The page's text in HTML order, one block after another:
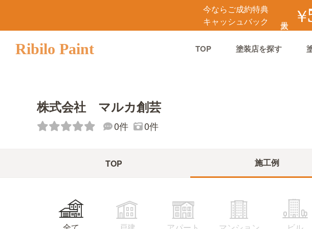
今ならご成約特典
キャッシュバック
￥
Ribilo Paint TOP 塗装店を探す
株式会社 マルカ創芸
0件 0件
TOP 施工例